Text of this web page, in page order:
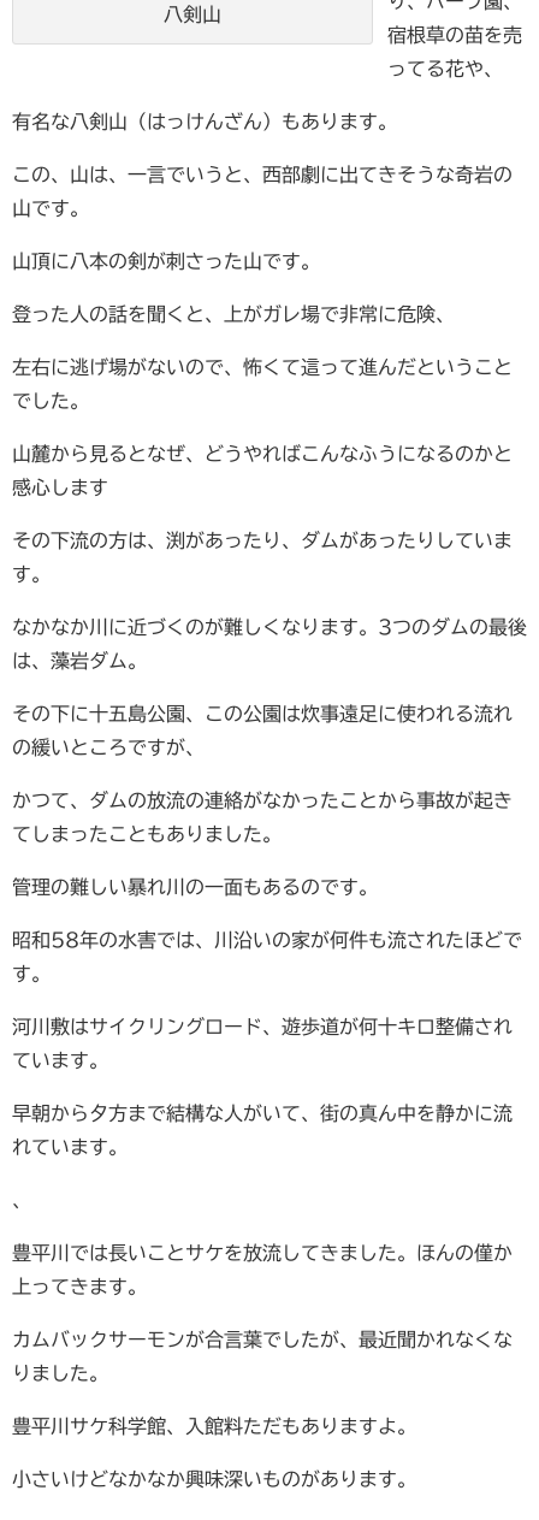
八剣山
宿根草の苗を売
ってる花や、
有名な八剣山（はっけんざん）もあります。
この、山は、一言でいうと、西部劇に出てきそうな奇岩の
山です。
山頂に八本の剣が刺さった山です。
登った人の話を聞くと、上がガレ場で非常に危険、
左右に逃げ場がないので、怖くて這って進んだということ
でした。
山麓から見るとなぜ、どうやればこんなふうになるのかと
感心します
その下流の方は、渕があったり、ダムがあったりしていま
す。
なかなか川に近づくのが難しくなります。3つのダムの最後
は、藻岩ダム。
その下に十五島公園、この公園は炊事遠足に使われる流れ
の緩いところですが、
かつて、ダムの放流の連絡がなかったことから事故が起き
てしまったこともありました。
管理の難しい暴れ川の一面もあるのです。
昭和58年の水害では、川沿いの家が何件も流されたほどで
す。
河川敷はサイクリングロード、遊歩道が何十キロ整備され
ています。
早朝から夕方まで結構な人がいて、街の真ん中を静かに流
れています。
、
豊平川では長いことサケを放流してきました。ほんの僅か
上ってきます。
カムバックサーモンが合言葉でしたが、最近聞かれなくな
りました。
豊平川サケ科学館、入館料ただもありますよ。
小さいけどなかなか興味深いものがあります。